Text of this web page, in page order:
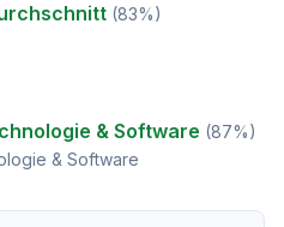
(83%)
& Software (87%)
& Software